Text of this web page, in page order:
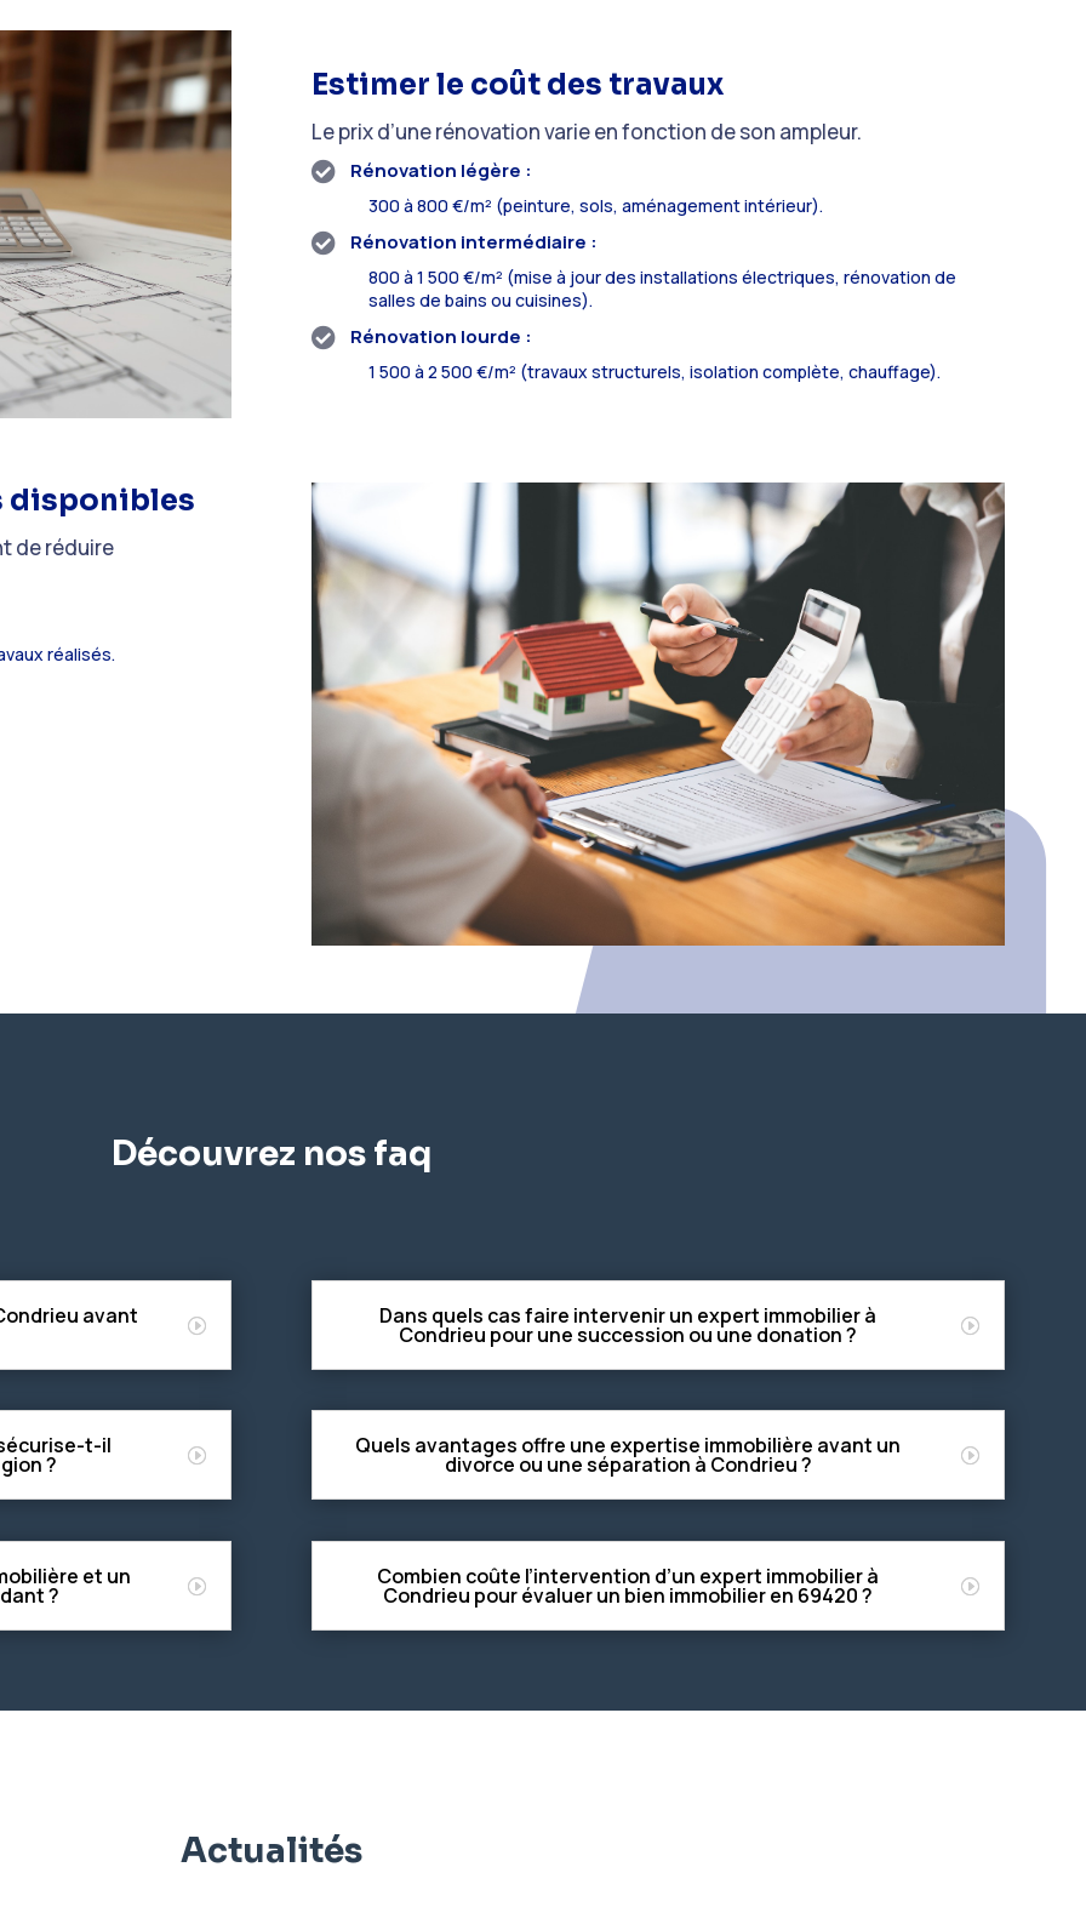
Estimer le coût des travaux
Le prix d’une rénovation varie en fonction de son ampleur.
 Rénovation légère :
300 à 800 €/m² (peinture, sols, aménagement intérieur).
 Rénovation intermédiaire :
800 à 1 500 €/m² (mise à jour des installations électriques, rénovation de
salles de bains ou cuisines).
 Rénovation lourde :
1 500 à 2 500 €/m² (travaux structurels, isolation complète, chauffage).
disponibles
de réduire
réalisés.
Découvrez nos faq
avant
t-il
?
et un
?
Dans quels cas faire intervenir un expert immobilier à
Condrieu pour une succession ou une donation ?
Quels avantages offre une expertise immobilière avant un
divorce ou une séparation à Condrieu ?
Combien coûte l’intervention d’un expert immobilier à
Condrieu pour évaluer un bien immobilier en 69420 ?
Actualités